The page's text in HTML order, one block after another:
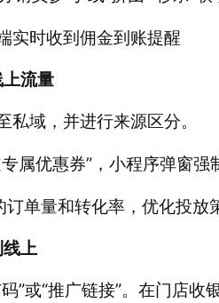
实时收到佣金到账提醒
流量
域，并进行来源区分。
属优惠券”，小程序弹窗强
单量和转化率，优化投放
上
”或“推广链接”。在门店